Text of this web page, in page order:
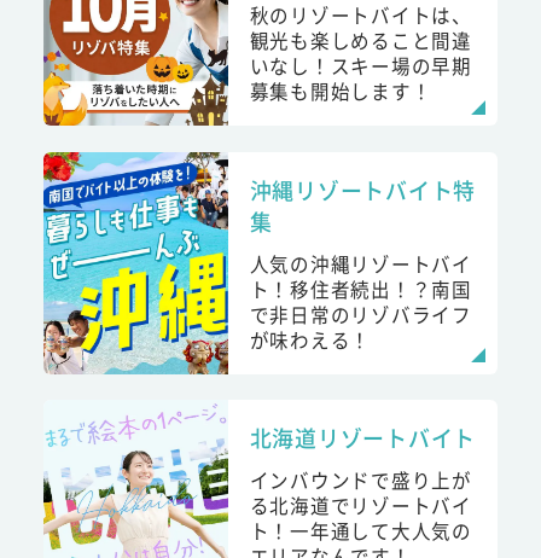
秋のリゾートバイトは、
観光も楽しめること間違
いなし！スキー場の早期
募集も開始します！
沖縄リゾートバイト特
集
人気の沖縄リゾートバイ
ト！移住者続出！？南国
で非日常のリゾバライフ
が味わえる！
北海道リゾートバイト
インバウンドで盛り上が
る北海道でリゾートバイ
ト！一年通して大人気の